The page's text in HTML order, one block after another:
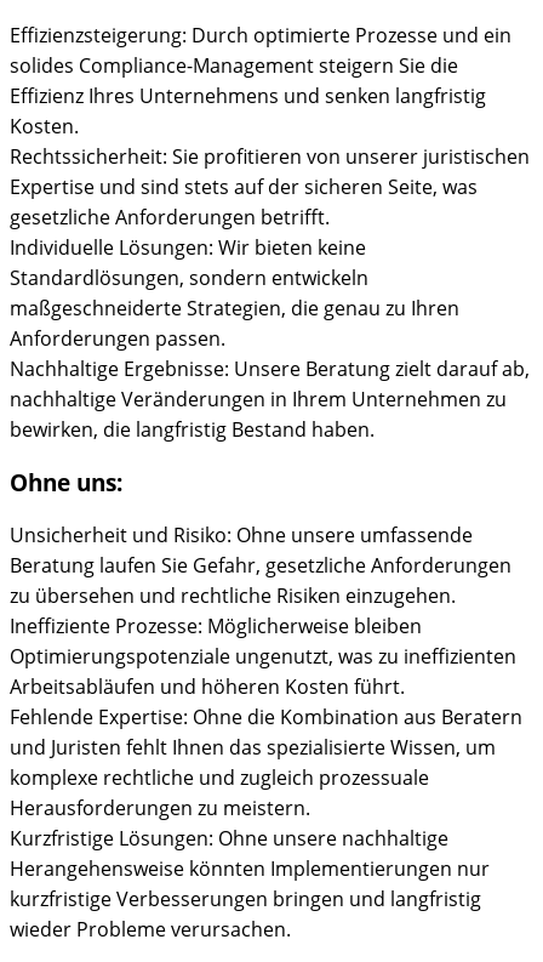
Effizienzsteigerung: Durch optimierte Prozesse und ein
solides Compliance-Management steigern Sie die
Effizienz Ihres Unternehmens und senken langfristig
Kosten.
Rechtssicherheit: Sie profitieren von unserer juristischen
Expertise und sind stets auf der sicheren Seite, was
gesetzliche Anforderungen betrifft.
Individuelle Lösungen: Wir bieten keine
Standardlösungen, sondern entwickeln
maßgeschneiderte Strategien, die genau zu Ihren
Anforderungen passen.
Nachhaltige Ergebnisse: Unsere Beratung zielt darauf ab,
nachhaltige Veränderungen in Ihrem Unternehmen zu
bewirken, die langfristig Bestand haben.
Ohne uns:
Unsicherheit und Risiko: Ohne unsere umfassende
Beratung laufen Sie Gefahr, gesetzliche Anforderungen
zu übersehen und rechtliche Risiken einzugehen.
Ineffiziente Prozesse: Möglicherweise bleiben
Optimierungspotenziale ungenutzt, was zu ineffizienten
Arbeitsabläufen und höheren Kosten führt.
Fehlende Expertise: Ohne die Kombination aus Beratern
und Juristen fehlt Ihnen das spezialisierte Wissen, um
komplexe rechtliche und zugleich prozessuale
Herausforderungen zu meistern.
Kurzfristige Lösungen: Ohne unsere nachhaltige
Herangehensweise könnten Implementierungen nur
kurzfristige Verbesserungen bringen und langfristig
wieder Probleme verursachen.